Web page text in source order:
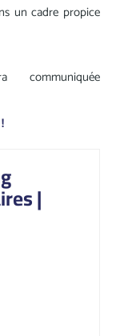
un cadre propice
communiquée
|